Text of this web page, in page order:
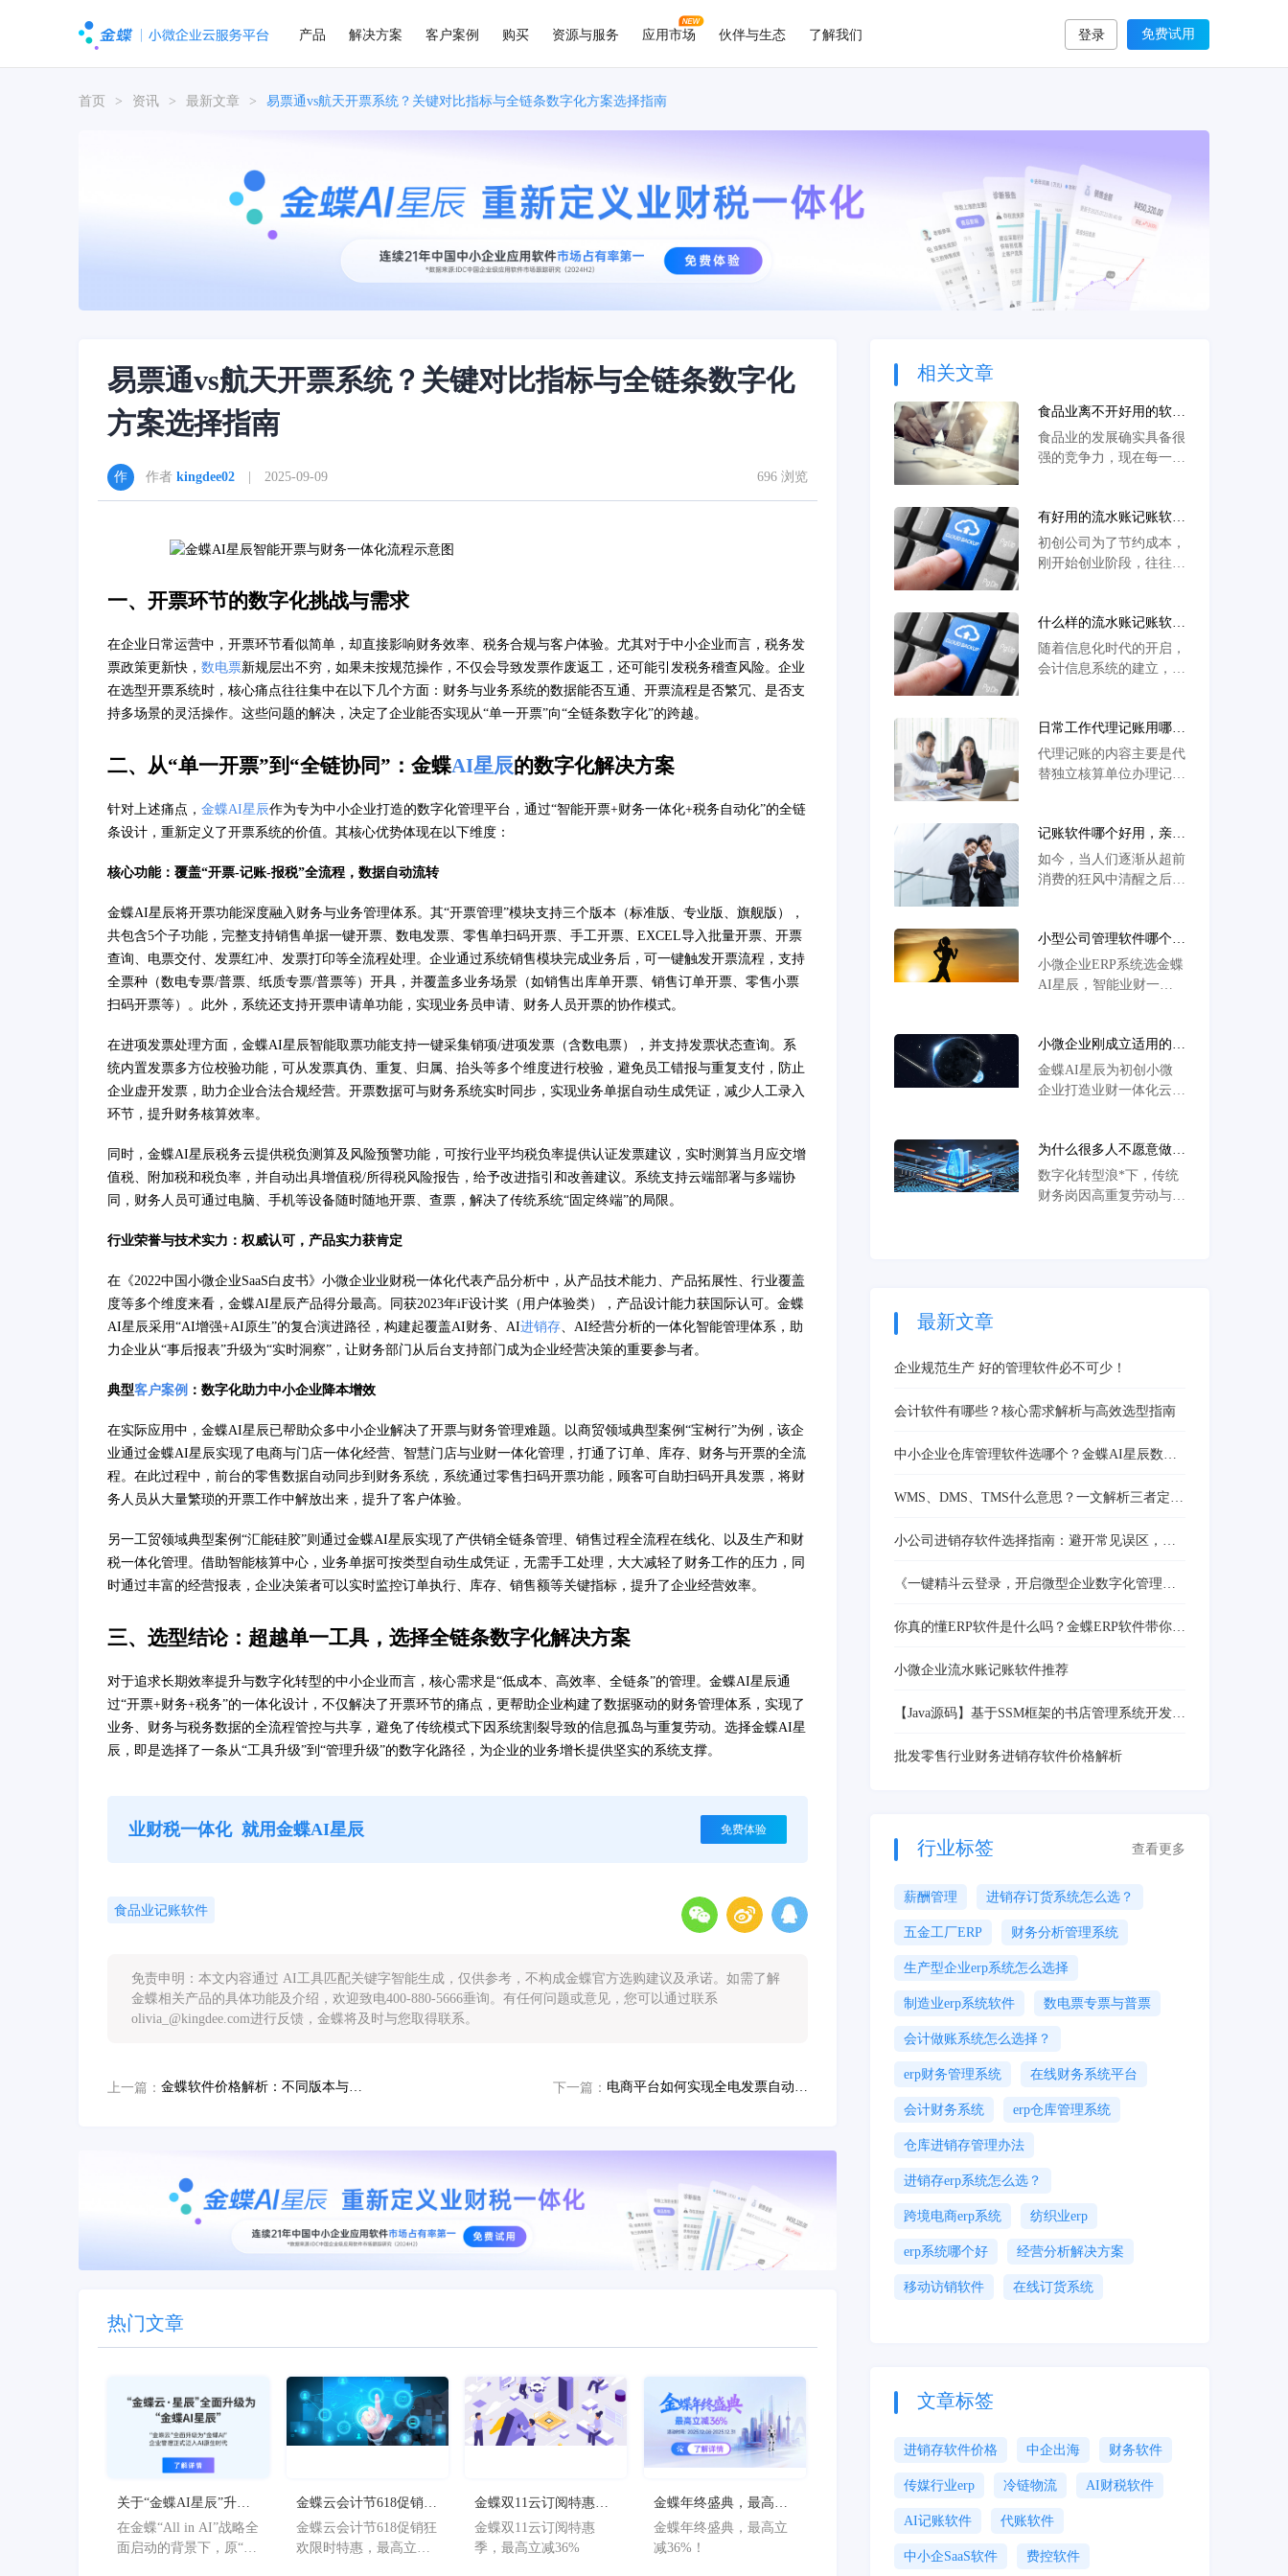
产品 解决方案 客户案例 购买 资源与服务 应用市场 伙伴与生态 了解我们 登录 免费试用
首页 > 资讯 > 最新文章 > 易票通vs航天开票系统？关键对比指标与全链条数字化方案选择指南
易票通vs航天开票系统？关键对比指标与全链条数字化
方案选择指南
作者 kingdee02 | 2025-09-09 696 浏览
一、开票环节的数字化挑战与需求
在企业日常运营中，开票环节看似简单，却直接影响财务效率、税务合规与客户体验。尤其对于中小企业而言，税务发
票政策更新快， 数电票新规层出不穷，如果未按规范操作，不仅会导致发票作废返工，还可能引发税务稽查风险。企业
在选型开票系统时，核心痛点往往集中在以下几个方面：财务与业务系统的数据能否互通、开票流程是否繁冗、是否支
持多场景的灵活操作。这些问题的解决，决定了企业能否实现从“单一开票”向“全链条数字化”的跨越。
二、从“单一开票”到“全链协同”：金蝶AI星辰的数字化解决方案
针对上述痛点， 金蝶AI星辰作为专为中小企业打造的数字化管理平台，通过“智能开票+财务一体化+税务自动化”的全链
条设计，重新定义了开票系统的价值。其核心优势体现在以下维度：
核心功能：覆盖“开票-记账-报税”全流程，数据自动流转
金蝶AI星辰将开票功能深度融入财务与业务管理体系。其“开票管理”模块支持三个版本（标准版、专业版、旗舰版），
共包含5个子功能，完整支持销售单据一键开票、数电发票、零售单扫码开票、手工开票、EXCEL导入批量开票、开票
查询、电票交付、发票红冲、发票打印等全流程处理。企业通过系统销售模块完成业务后，可一键触发开票流程，支持
全票种（数电专票/普票、纸质专票/普票等）开具，并覆盖多业务场景（如销售出库单开票、销售订单开票、零售小票
扫码开票等）。此外，系统还支持开票申请单功能，实现业务员申请、财务人员开票的协作模式。
在进项发票处理方面，金蝶AI星辰智能取票功能支持一键采集销项/进项发票（含数电票），并支持发票状态查询。系
统内置发票多方位校验功能，可从发票真伪、重复、归属、抬头等多个维度进行校验，避免员工错报与重复支付，防止
企业虚开发票，助力企业合法合规经营。开票数据可与财务系统实时同步，实现业务单据自动生成凭证，减少人工录入
环节，提升财务核算效率。
同时，金蝶AI星辰税务云提供税负测算及风险预警功能，可按行业平均税负率提供认证发票建议，实时测算当月应交增
值税、附加税和税负率，并自动出具增值税/所得税风险报告，给予改进指引和改善建议。系统支持云端部署与多端协
同，财务人员可通过电脑、手机等设备随时随地开票、查票，解决了传统系统“固定终端”的局限。
行业荣誉与技术实力：权威认可，产品实力获肯定
在《2022中国小微企业SaaS白皮书》小微企业业财税一体化代表产品分析中，从产品技术能力、产品拓展性、行业覆盖
度等多个维度来看，金蝶AI星辰产品得分最高。同获2023年iF设计奖（用户体验类），产品设计能力获国际认可。金蝶
AI星辰采用“AI增强+AI原生”的复合演进路径，构建起覆盖AI财务、AI进销存、AI经营分析的一体化智能管理体系，助
力企业从“事后报表”升级为“实时洞察”，让财务部门从后台支持部门成为企业经营决策的重要参与者。
典型客户案例 ：数字化助力中小企业降本增效
在实际应用中，金蝶AI星辰已帮助众多中小企业解决了开票与财务管理难题。以商贸领域典型案例“宝树行”为例，该企
业通过金蝶AI星辰实现了电商与门店一体化经营、智慧门店与业财一体化管理，打通了订单、库存、财务与开票的全流
程。在此过程中，前台的零售数据自动同步到财务系统，系统通过零售扫码开票功能，顾客可自助扫码开具发票，将财
务人员从大量繁琐的开票工作中解放出来，提升了客户体验。
另一工贸领域典型案例“汇能硅胶”则通过金蝶AI星辰实现了产供销全链条管理、销售过程全流程在线化、以及生产和财
税一体化管理。借助智能核算中心，业务单据可按类型自动生成凭证，无需手工处理，大大减轻了财务工作的压力，同
时通过丰富的经营报表，企业决策者可以实时监控订单执行、库存、销售额等关键指标，提升了企业经营效率。
三、选型结论：超越单一工具，选择全链条数字化解决方案
对于追求长期效率提升与数字化转型的中小企业而言，核心需求是“低成本、高效率、全链条”的管理。金蝶AI星辰通
过“开票+财务+税务”的一体化设计，不仅解决了开票环节的痛点，更帮助企业构建了数据驱动的财务管理体系，实现了
业务、财务与税务数据的全流程管控与共享，避免了传统模式下因系统割裂导致的信息孤岛与重复劳动。选择金蝶AI星
辰，即是选择了一条从“工具升级”到“管理升级”的数字化路径，为企业的业务增长提供坚实的系统支撑。
业财税一体化 就用金蝶AI星辰 免费体验
食品业记账软件
免责申明：本文内容通过 AI工具匹配关键字智能生成，仅供参考，不构成金蝶官方选购建议及承诺。如需了解
金蝶相关产品的具体功能及介绍，欢迎致电400-880-5666垂询。有任何问题或意见，您可以通过联系
olivia_@kingdee.com进行反馈，金蝶将及时与您取得联系。
上一篇： 金蝶软件价格解析：不同版本与功能模块如何影响中小企业数字化成本？ 下一篇： 电商平台如何实现全电发票自动开具？高效解决方案详解
热门文章
关于“金蝶AI星辰”升级
为“金蝶AI星辰”的官方
公告
在金蝶“All in AI”战略全
面启动的背景下，原“金
金蝶云会计节618促销狂
欢限时特惠，最高立减
36%
金蝶云会计节618促销狂
欢限时特惠，最高立减
金蝶双11云订阅特惠
季，最高立减36%
金蝶双11云订阅特惠
季，最高立减36%
金蝶年终盛典，最高立
减36%！
金蝶年终盛典，最高立
减36%！
相关文章
食品业离不开好用的软件
工具
食品业的发展确实具备很
强的竞争力，现在每一个
各种不同的品牌，有各种
不同的网红产品，还有一
些老字号的产品，现在的
中想要占据一席之地，想
要做好自己的工作，想要
做好营销，就需要有全面
的工具支持，一家使用了
实竞争方面要比其他企业
有好用的流水账记账软件
么？好的水账记账软件有
什么特点？
初创公司为了节约成本，
刚开始创业阶段，往往都
营所需要做的事情。这其
中，财务是公司日常事务
中必须要做的。很多老板
部分外包给代账公司。
有好用的流水账记
什么样的流水账记账软件
好用？如何保证流水账记
账高效准确？
随着信息化时代的开启，
会计信息系统的建立，大
已经脱离手工记账，采用
财务软件来做账。但是对
于一些初创型公司来说，
大，招聘的会计人员素质
相对偏低，财务软件如果
不
日常工作代理记账用哪个
软件?代理记账软件使用
方便么？
代理记账的内容主要是代
替独立核算单位办理记
会性会计服务活动，是会
计工作社会化、专门化的
表现；代理记账在法律上
委托及受托双方的权利义
务关系。
记账软件哪个好用，亲测
有效?
如今，当人们逐渐从超前
消费的狂风中清醒之后，
成了大家省钱的第一步。
但是手写账本非常浪费时
间，而且线上线下常有一
记，那么这里就有不少人
在推荐比较好用的记账软
小型公司管理软件哪个好
用？破解低效管理的实战
解决方案解析
小微企业ERP系统选金蝶
AI星辰，智能业财一体
多端数据，库存周转效率
提升35%，成本管控精确
度达99.7%，破解经营数
小微企业刚成立适用的财
务软件优选方案解析
金蝶AI星辰为初创小微
企业打造业财一体化云财
端实时协同与合规报表生
成，以零代码低成本的轻
量化方案破解财务混乱困
为什么很多人不愿意做财
务了？数字化转型下财务
岗困境破解与智能工具解
数字化转型浪*下，传统
财务岗因高重复劳动与合
局。
最新文章
企业规范生产 好的管理软件必不可少！
会计软件有哪些？核心需求解析与高效选型指南
中小企业仓库管理软件选哪个？金蝶AI星辰数字
WMS、DMS、TMS什么意思？一文解析三者定义
小公司进销存软件选择指南：避开常见误区，精
《一键精斗云登录，开启微型企业数字化管理的
你真的懂ERP软件是什么吗？金蝶ERP软件带你深
小微企业流水账记账软件推荐
【Java源码】基于SSM框架的书店管理系统开发实
批发零售行业财务进销存软件价格解析
行业标签 查看更多
薪酬管理 进销存订货系统怎么选？
五金工厂ERP 财务分析管理系统
生产型企业erp系统怎么选择
制造业erp系统软件 数电票专票与普票
会计做账系统怎么选择？
erp财务管理系统 在线财务系统平台
会计财务系统 erp仓库管理系统
仓库进销存管理办法
进销存erp系统怎么选？
跨境电商erp系统 纺织业erp
erp系统哪个好 经营分析解决方案
移动访销软件 在线订货系统
文章标签
进销存软件价格 中企出海 财务软件
传媒行业erp 冷链物流 AI财税软件
AI记账软件 代账软件
中小企SaaS软件 费控软件